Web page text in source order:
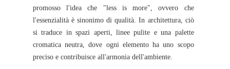
promosso l'idea che "less is more", ovvero che
l'essenzialità è sinonimo di qualità. In architettura, ciò
si traduce in spazi aperti, linee pulite e una palette
cromatica neutra, dove ogni elemento ha uno scopo
preciso e contribuisce all'armonia dell'ambiente.